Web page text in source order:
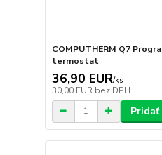
COMPUTHERM Q7
termostat
36,90 EUR/ks
30,00 EUR bez DPH
Pridať